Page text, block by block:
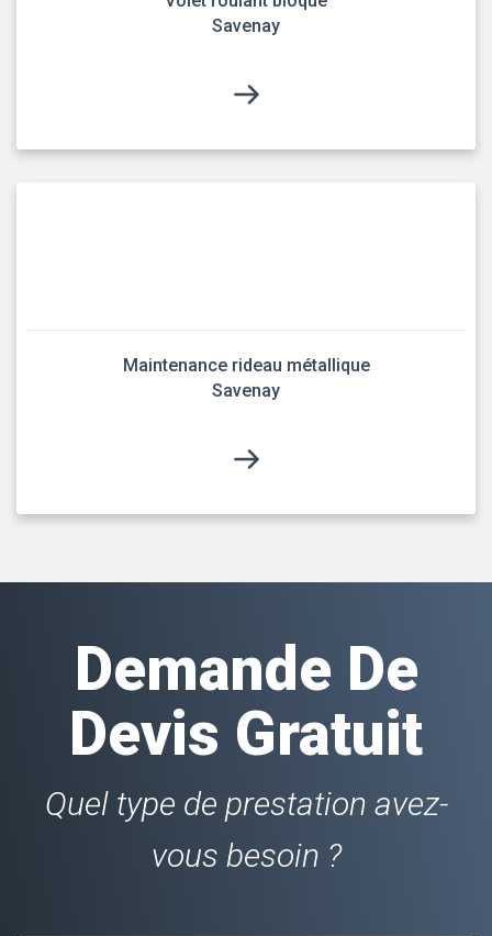
Savenay
Maintenance rideau métallique
Savenay
Demande De
Devis Gratuit
Quel type de prestation avez-
vous besoin ?